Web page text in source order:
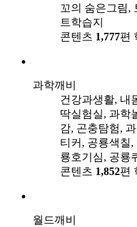
꼬의 숨은그림,
트학습지
콘텐츠 1,777편
과학깨비
건강과생활, 내
딱실험실, 과학
감, 곤충탐험,
티커, 공룡색칠
룡호기심, 공룡
콘텐츠 1,852편
월드깨비